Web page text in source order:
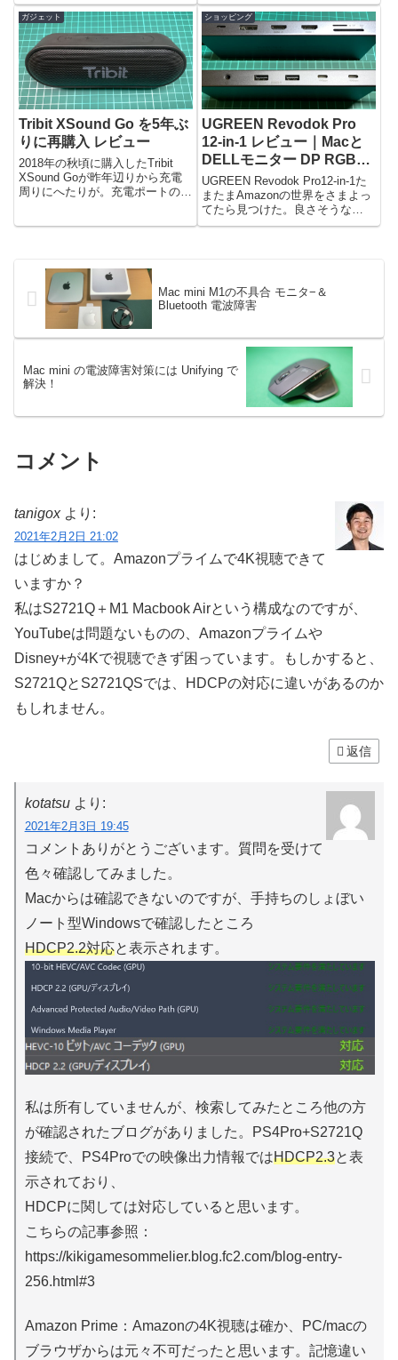
2本と、SIGMA30mmとNikon MF
用50mmの4本だけだ。所持レン
ズSELP1650（E PZ 16-5...
明快な条件で探した。グレア液晶
のもののほうが値段が安かったの
で迷ったが、やはり個人的に...
ガジェット
Tribit XSound Go を5年ぶ
りに再購入 レビュー
2018年の秋頃に購入したTribit
XSound Goが昨年辺りから充電
周りにへたりが。充電ポートの
ショッピング
UGREEN Revodok Pro
12-in-1 レビュー｜Macと
DELLモニター DP RGB問
題解決！
UGREEN Revodok Pro12-in-1た
またまAmazonの世界をさまよっ
てたら見つけた。良さそうな
USBハブと言うべきかドッキン
Mac mini M1の不具合 モニタ−＆
Bluetooth 電波障害
Mac mini の電波障害対策には Unifying で
解決！
コメント
tanigox より:
2021年2月2日 21:02
はじめまして。Amazonプライムで4K視聴できて
いますか？
私はS2721Q＋M1 Macbook Airという構成なのですが、
YouTubeは問題ないものの、Amazonプライムや
Disney+が4Kで視聴できず困っています。もしかすると、
S2721QとS2721QSでは、HDCPの対応に違いがあるのか
もしれません。
返信
kotatsu より:
2021年2月3日 19:45
コメントありがとうございます。質問を受けて
色々確認してみました。
Macからは確認できないのですが、手持ちのしょぼい
ノート型Windowsで確認したところ
HDCP2.2対応と表示されます。
私は所有していませんが、検索してみたところ他の方
が確認されたブログがありました。PS4Pro+S2721Q
接続で、PS4Proでの映像出力情報ではHDCP2.3と表
示されており、
HDCPに関しては対応していると思います。
こちらの記事参照：
https://kikigamesommelier.blog.fc2.com/blog-entry-
256.html#3
Amazon Prime：Amazonの4K視聴は確か、PC/macの
ブラウザからは元々不可だったと思います。記憶違い